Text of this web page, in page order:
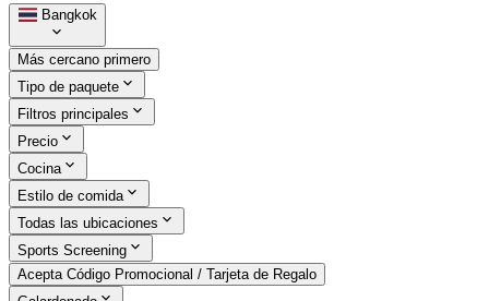
Bangkok
Más cercano primero
Tipo de paquete
Filtros principales
Precio
Cocina
Estilo de comida
Todas las ubicaciones
Sports Screening
Acepta Código Promocional / Tarjeta de Regalo